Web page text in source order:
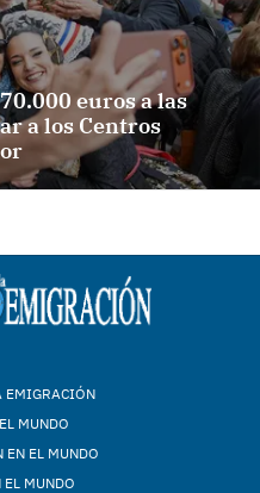
euros a las
a los Centros
EMIGRACIÓN
MUNDO
EN EL MUNDO
MUNDO